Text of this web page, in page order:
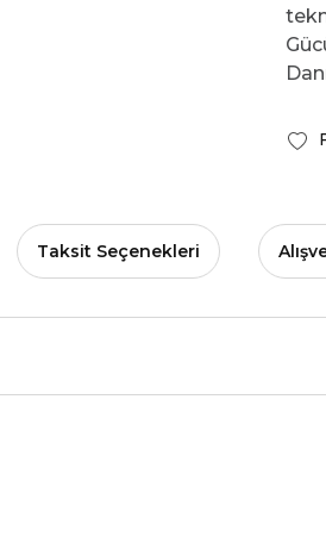
Taksit Seçenekleri